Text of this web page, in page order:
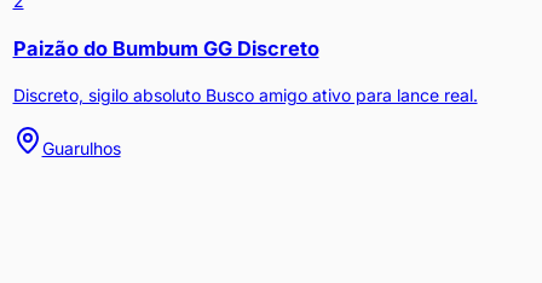
Paizão do Bumbum GG Discreto
Discreto, sigilo absoluto Busco amigo ativo para lance real.
Guarulhos